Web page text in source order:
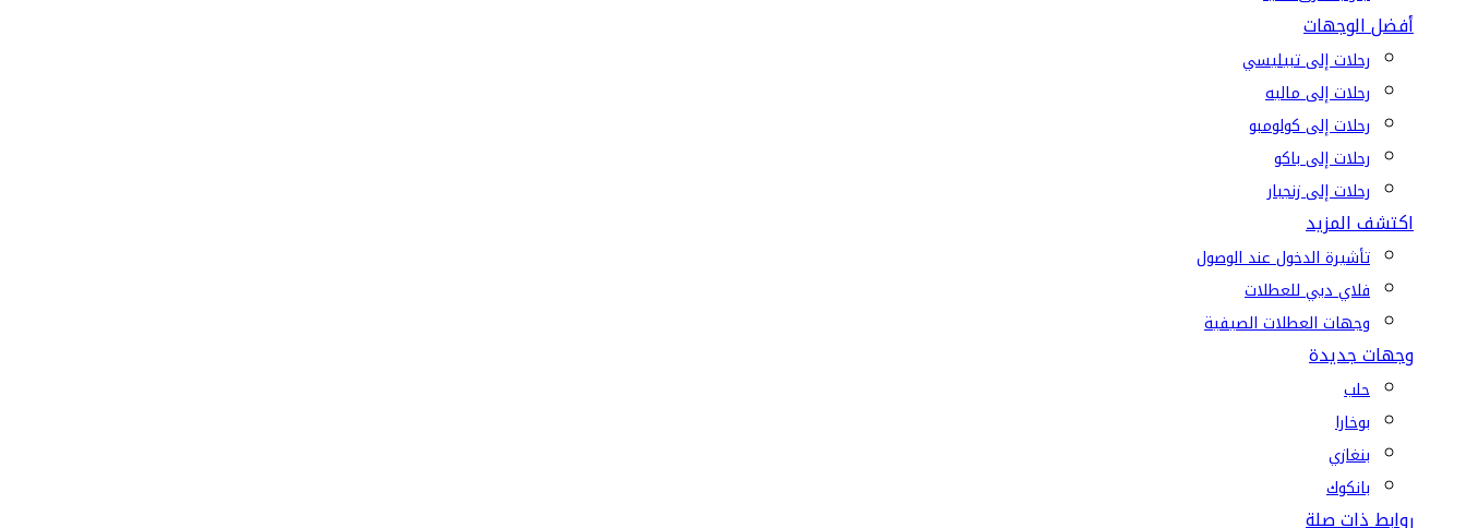
أفضل الوجهات
رحلات إلى تبيليسي
رحلات إلى ماليه
رحلات إلى كولومبو
رحلات إلى باكو
رحلات إلى زنجبار
اكتشف المزيد
تأشيرة الدخول عند الوصول
فلاي دبي للعطلات
وجهات العطلات الصيفية
وجهات جديدة
حلب
بوخارا
بنغازي
بانكوك
روابط ذات صلة